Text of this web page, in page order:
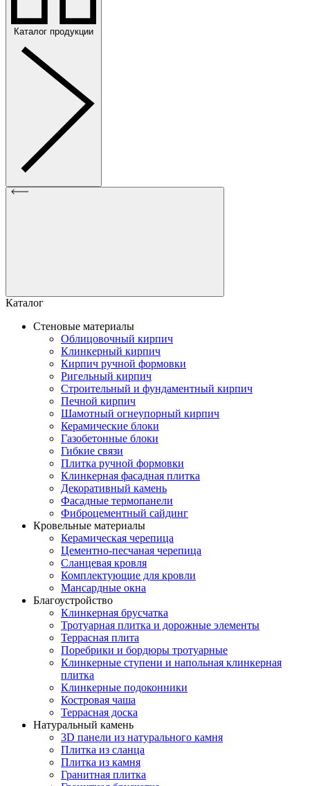
Каталог продукции
Каталог
Стеновые материалы
Облицовочный кирпич
Клинкерный кирпич
Кирпич ручной формовки
Ригельный кирпич
Строительный и фундаментный кирпич
Печной кирпич
Шамотный огнеупорный кирпич
Керамические блоки
Газобетонные блоки
Гибкие связи
Плитка ручной формовки
Клинкерная фасадная плитка
Декоративный камень
Фасадные термопанели
Фиброцементный сайдинг
Кровельные материалы
Керамическая черепица
Цементно-песчаная черепица
Сланцевая кровля
Комплектующие для кровли
Мансардные окна
Благоустройство
Клинкерная брусчатка
Тротуарная плитка и дорожные элементы
Террасная плита
Поребрики и бордюры тротуарные
Клинкерные ступени и напольная клинкерная
плитка
Клинкерные подоконники
Костровая чаша
Террасная доска
Натуральный камень
3D панели из натурального камня
Плитка из сланца
Плитка из камня
Гранитная плитка